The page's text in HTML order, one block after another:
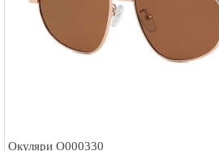
Окуляри O000330